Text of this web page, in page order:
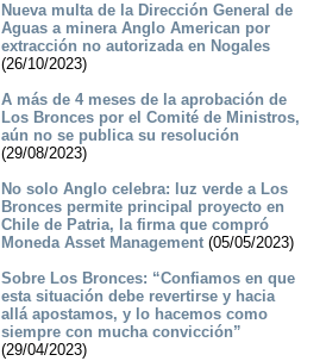
Nueva multa de la Dirección General de
Aguas a minera Anglo American por
extracción no autorizada en Nogales
(26/10/2023)
A más de 4 meses de la aprobación de
Los Bronces por el Comité de Ministros,
aún no se publica su resolución
(29/08/2023)
No solo Anglo celebra: luz verde a Los
Bronces permite principal proyecto en
Chile de Patria, la firma que compró
Moneda Asset Management(05/05/2023)
Sobre Los Bronces: “Confiamos en que
esta situación debe revertirse y hacia
allá apostamos, y lo hacemos como
siempre con mucha convicción”
(29/04/2023)